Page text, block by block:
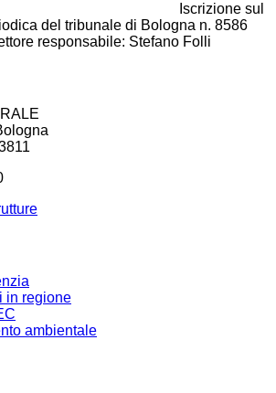
Iscrizione sul
del tribunale di Bologna n. 8586
responsabile: Stefano Folli
in regione
ambientale